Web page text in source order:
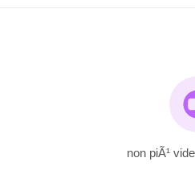
non piÃ¹